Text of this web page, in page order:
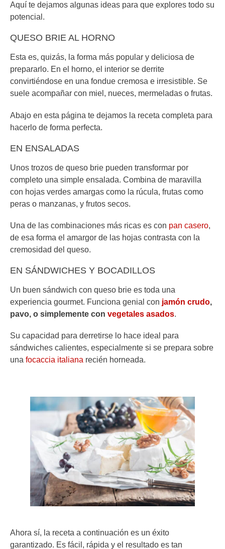
Aquí te dejamos algunas ideas para que explores todo su
potencial.
QUESO BRIE AL HORNO
Esta es, quizás, la forma más popular y deliciosa de
prepararlo. En el horno, el interior se derrite
convirtiéndose en una fondue cremosa e irresistible. Se
suele acompañar con miel, nueces, mermeladas o frutas.
Abajo en esta página te dejamos la receta completa para
hacerlo de forma perfecta.
EN ENSALADAS
Unos trozos de queso brie pueden transformar por
completo una simple ensalada. Combina de maravilla
con hojas verdes amargas como la rúcula, frutas como
peras o manzanas, y frutos secos.
Una de las combinaciones más ricas es con pan casero,
de esa forma el amargor de las hojas contrasta con la
cremosidad del queso.
EN SÁNDWICHES Y BOCADILLOS
Un buen sándwich con queso brie es toda una
experiencia gourmet. Funciona genial con jamón crudo,
pavo, o simplemente con vegetales asados.
Su capacidad para derretirse lo hace ideal para
sándwiches calientes, especialmente si se prepara sobre
una focaccia italiana recién horneada.
Ahora sí, la receta a continuación es un éxito
garantizado. Es fácil, rápida y el resultado es tan